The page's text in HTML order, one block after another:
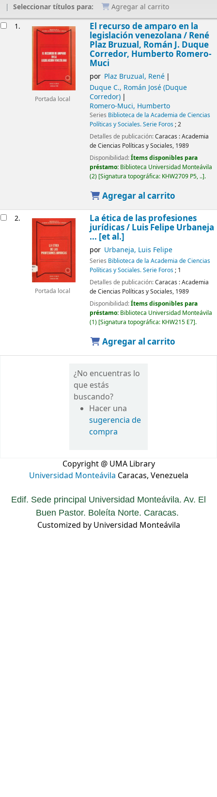
Seleccionar títulos para:
Agregar al carrito
1.
Portada local
El recurso de amparo en la
legislación venezolana / René
Plaz Bruzual, Román J. Duque
Corredor, Humberto Romero-
Muci
por Plaz Bruzual, René
Duque C., Román José (Duque
Corredor)
Romero-Muci, Humberto
Series Biblioteca de la Academia de Ciencias
Políticas y Sociales. Serie Foros; 2
Detalles de publicación:Caracas :Academia
de Ciencias Políticas y Sociales, 1989
Disponibilidad:Ítems disponibles para
préstamo: Biblioteca Universidad Monteávila
(2) Signatura topográfica: KHW2709 P5, .. .
Agregar al carrito
2.
Portada local
La ética de las profesiones
jurídicas / Luis Felipe Urbaneja
... [et al.]
por Urbaneja, Luis Felipe
Series Biblioteca de la Academia de Ciencias
Políticas y Sociales. Serie Foros; 1
Detalles de publicación:Caracas :Academia
de Ciencias Políticas y Sociales, 1989
Disponibilidad:Ítems disponibles para
préstamo: Biblioteca Universidad Monteávila
(1) Signatura topográfica: KHW215 E7 .
Agregar al carrito
¿No encuentras lo
que estás
buscando?
Hacer una
sugerencia de
compra
Copyright @ UMA Library
Universidad Monteávila Caracas, Venezuela
Edif. Sede principal Universidad Monteávila. Av. El
Buen Pastor. Boleíta Norte. Caracas.
Customized by Universidad Monteávila